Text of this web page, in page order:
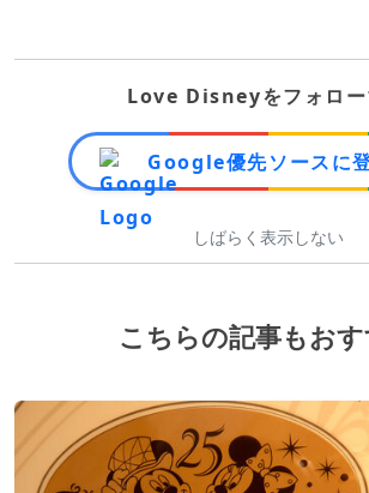
Love Disneyをフォロー
Google優先ソースに
しばらく表示しない
こちらの記事もお